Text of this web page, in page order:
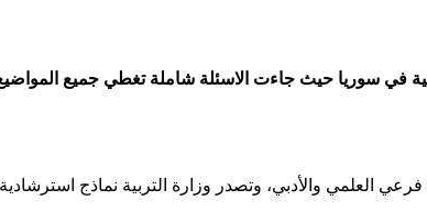
الرياضيات ثانوية عامة الدورة الأولى للعام 2024 عبر وزارة التربية في سوريا حيث